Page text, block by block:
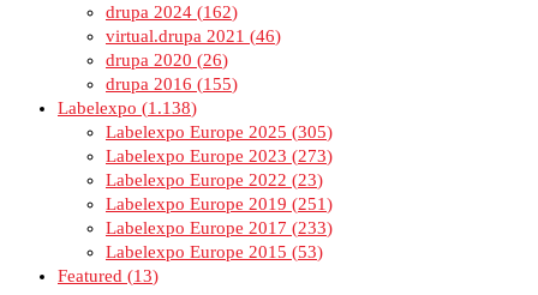
drupa 2024
162
virtual.drupa 2021
46
drupa 2020
26
drupa 2016
155
Labelexpo
1.138
Labelexpo Europe 2025
305
Labelexpo Europe 2023
273
Labelexpo Europe 2022
23
Labelexpo Europe 2019
251
Labelexpo Europe 2017
233
Labelexpo Europe 2015
53
Featured
13